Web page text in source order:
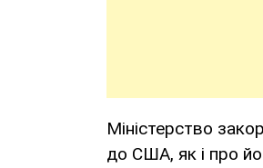
Міністерство
до США, як і про